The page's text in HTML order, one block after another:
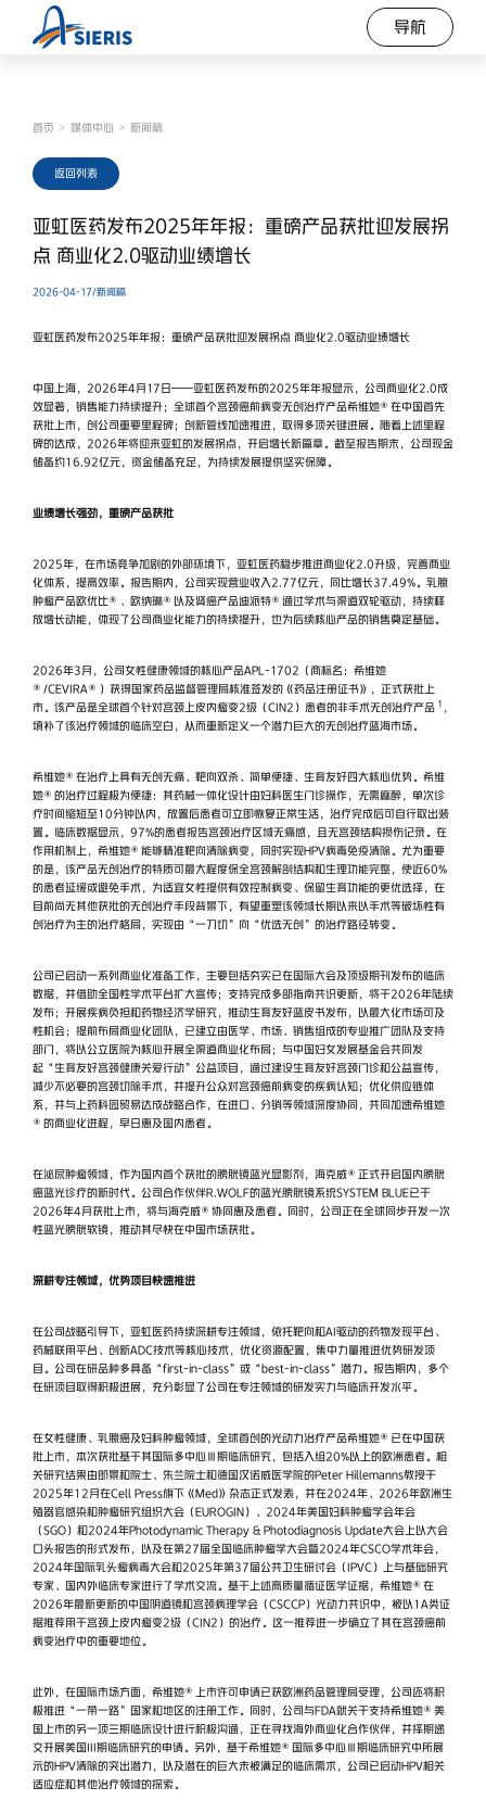
导航
首页 > 媒体中心 > 新闻稿
返回列表
亚虹医药发布2025年年报：重磅产品获批迎发展拐
点 商业化2.0驱动业绩增长
2026-04-17/新闻稿
亚虹医药发布2025年年报：重磅产品获批迎发展拐点 商业化2.0驱动业绩增长
中国上海，2026年4月17日——亚虹医药发布的2025年年报显示，公司商业化2.0成
效显著，销售能力持续提升；全球首个宫颈癌前病变无创治疗产品希维她®在中国首先
获批上市，创公司重要里程碑；创新管线加速推进，取得多项关键进展。随着上述里程
碑的达成，2026年将迎来亚虹的发展拐点，开启增长新篇章。截至报告期末，公司现金
储备约16.92亿元，资金储备充足，为持续发展提供坚实保障。
业绩增长强劲，重磅产品获批
2025年，在市场竞争加剧的外部环境下，亚虹医药稳步推进商业化2.0升级，完善商业
化体系，提高效率。报告期内，公司实现营业收入2.77亿元，同比增长37.49%。乳腺
肿瘤产品欧优比®、欧纳琳®以及肾癌产品迪派特®通过学术与渠道双轮驱动，持续释
放增长动能，体现了公司商业化能力的持续提升，也为后续核心产品的销售奠定基础。
2026年3月，公司女性健康领域的核心产品APL-1702（商标名：希维她
®/CEVIRA®）获得国家药品监督管理局核准签发的《药品注册证书》，正式获批上
市。该产品是全球首个针对宫颈上皮内瘤变2级（CIN2）患者的非手术无创治疗产品 1
填补了该治疗领域的临床空白，从而重新定义一个潜力巨大的无创治疗蓝海市场。
希维她®在治疗上具有无创无痛、靶向双杀、简单便捷、生育友好四大核心优势。希维
她®的治疗过程极为便捷：其药械一体化设计由妇科医生门诊操作，无需麻醉，单次诊
疗时间缩短至10分钟以内，放置后患者可立即恢复正常生活，治疗完成后可自行取出装
置。临床数据显示，97%的患者报告宫颈治疗区域无痛感，且无宫颈结构损伤记录。在
作用机制上，希维她®能够精准靶向清除病变，同时实现HPV病毒免疫清除。尤为重要
的是，该产品无创治疗的特质可最大程度保全宫颈解剖结构和生理功能完整，使近60%
的患者延缓或避免手术，为适宜女性提供有效控制病变、保留生育功能的更优选择，在
目前尚无其他获批的无创治疗手段背景下，有望重塑该领域长期以来以手术等破坏性有
创治疗为主的治疗格局，实现由“一刀切”向“优选无创”的治疗路径转变。
公司已启动一系列商业化准备工作，主要包括夯实已在国际大会及顶级期刊发布的临床
数据，并借助全国性学术平台扩大宣传；支持完成多部指南共识更新，将于2026年陆续
发布；开展疾病负担和药物经济学研究，推动生育友好蓝皮书发布，以最大化市场可及
性机会；提前布局商业化团队，已建立由医学、市场、销售组成的专业推广团队及支持
部门，将以公立医院为核心开展全渠道商业化布局；与中国妇女发展基金会共同发
起“生育友好宫颈健康关爱行动”公益项目，通过建设生育友好宫颈门诊和公益宣传，
减少不必要的宫颈切除手术，并提升公众对宫颈癌前病变的疾病认知；优化供应链体
系，并与上药科园贸易达成战略合作，在进口、分销等领域深度协同，共同加速希维她
®的商业化进程，早日惠及国内患者。
在泌尿肿瘤领域，作为国内首个获批的膀胱镜蓝光显影剂，海克威®正式开启国内膀胱
癌蓝光诊疗的新时代。公司合作伙伴R.WOLF的蓝光膀胱镜系统SYSTEM BLUE已于
2026年4月获批上市，将与海克威®协同惠及患者。同时，公司正在全球同步开发一次
性蓝光膀胱软镜，推动其尽快在中国市场获批。
深耕专注领域，优势项目快速推进
在公司战略引导下，亚虹医药持续深耕专注领域，依托靶向和AI驱动的药物发现平台、
药械联用平台、创新ADC技术等核心技术，优化资源配置，集中力量推进优势研发项
目。公司在研品种多具备“first-in-class”或“best-in-class”潜力。报告期内，多个
在研项目取得积极进展，充分彰显了公司在专注领域的研发实力与临床开发水平。
在女性健康、乳腺癌及妇科肿瘤领域，全球首创的光动力治疗产品希维她®已在中国获
批上市，本次获批基于其国际多中心Ⅲ期临床研究，包括入组20%以上的欧洲患者。相
关研究结果由郎景和院士、朱兰院士和德国汉诺威医学院的Peter Hillemanns教授于
2025年12月在Cell Press旗下《Med》杂志正式发表，并在2024年、2026年欧洲生
殖器官感染和肿瘤研究组织大会（EUROGIN）、2024年美国妇科肿瘤学会年会
（SGO）和2024年Photodynamic Therapy & Photodiagnosis Update大会上以大会
口头报告的形式发布，以及在第27届全国临床肿瘤学大会暨2024年CSCO学术年会，
2024年国际乳头瘤病毒大会和2025年第37届公共卫生研讨会（IPVC）上与基础研究
专家、国内外临床专家进行了学术交流。基于上述高质量循证医学证据，希维她®在
2026年最新更新的中国阴道镜和宫颈病理学会（CSCCP）光动力共识中，被以1A类证
据推荐用于宫颈上皮内瘤变2级（CIN2）的治疗。这一推荐进一步确立了其在宫颈癌前
病变治疗中的重要地位。
此外，在国际市场方面，希维她®上市许可申请已获欧洲药品管理局受理，公司还将积
极推进“一带一路”国家和地区的注册工作。同时，公司与FDA就关于支持希维她®美
国上市的另一项三期临床设计进行积极沟通，正在寻找海外商业化合作伙伴，并择期递
交开展美国III期临床研究的申请。另外，基于希维她®国际多中心Ⅲ期临床研究中所展
示的HPV清除的突出潜力，以及潜在的巨大未被满足的临床需求，公司已启动HPV相关
适应症和其他治疗领域的探索。